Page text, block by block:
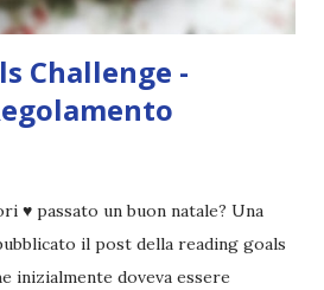
Challenge -
♥ passato un buon natale? Una
il post della reading goals
inizialmente doveva essere